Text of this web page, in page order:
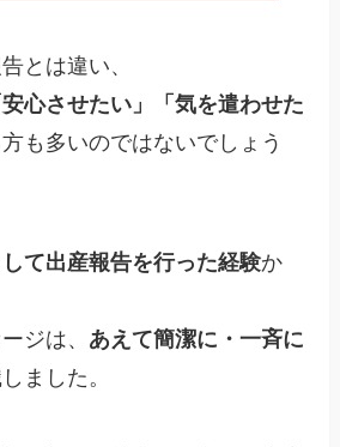
とは違い、
安心させたい」「気を遣わせた
も多いのではないでしょう
て出産報告を行った経験か
ジは、 あえて簡潔に・一斉に
ました。